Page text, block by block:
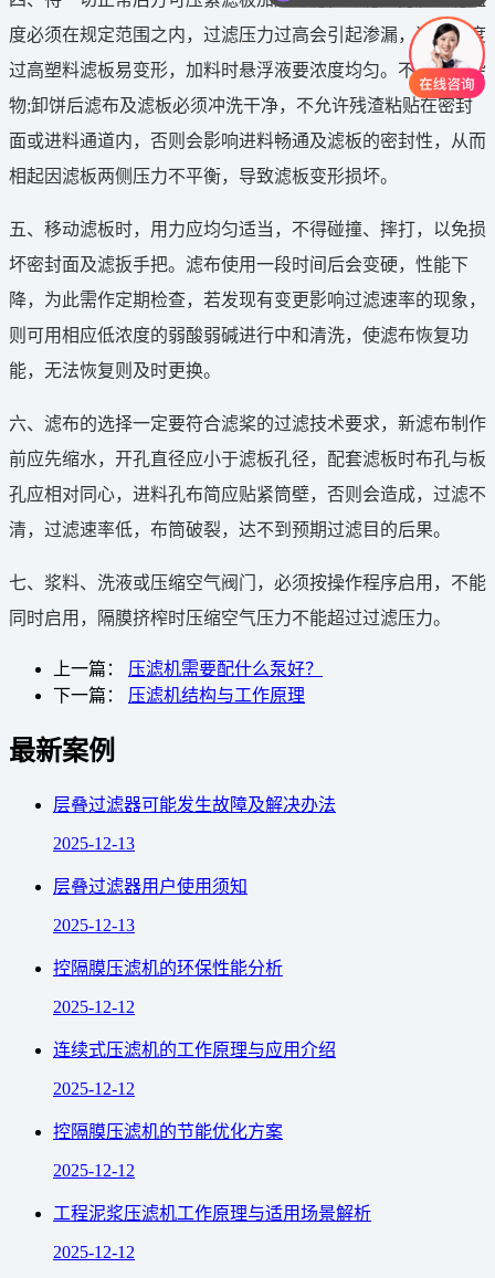
度必须在规定范围之内，过滤压力过高会引起渗漏，过滤温度
过高塑料滤板易变形，加料时悬浮液要浓度均匀。不得有混杂
物;卸饼后滤布及滤板必须冲洗干净，不允许残渣粘贴在密封
面或进料通道内，否则会影响进料畅通及滤板的密封性，从而
相起因滤板两侧压力不平衡，导致滤板变形损坏。
五、移动滤板时，用力应均匀适当，不得碰撞、摔打，以免损
坏密封面及滤扳手把。滤布使用一段时间后会变硬，性能下
降，为此需作定期检查，若发现有变更影响过滤速率的现象，
则可用相应低浓度的弱酸弱碱进行中和清洗，使滤布恢复功
能，无法恢复则及时更换。
六、滤布的选择一定要符合滤桨的过滤技术要求，新滤布制作
前应先缩水，开孔直径应小于滤板孔径，配套滤板时布孔与板
孔应相对同心，进料孔布简应贴紧筒壁，否则会造成，过滤不
清，过滤速率低，布筒破裂，达不到预期过滤目的后果。
七、浆料、洗液或压缩空气阀门，必须按操作程序启用，不能
同时启用，隔膜挤榨时压缩空气压力不能超过过滤压力。
上一篇： 压滤机需要配什么泵好？
下一篇： 压滤机结构与工作原理
最新案例
层叠过滤器可能发生故障及解决办法
2025-12-13
层叠过滤器用户使用须知
2025-12-13
控隔膜压滤机的环保性能分析
2025-12-12
连续式压滤机的工作原理与应用介绍
2025-12-12
控隔膜压滤机的节能优化方案
2025-12-12
工程泥浆压滤机工作原理与适用场景解析
2025-12-12